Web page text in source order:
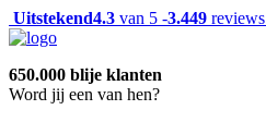
Uitstekend4.3 van 5 -3.449 reviews
650.000 blije klanten
Word jij een van hen?